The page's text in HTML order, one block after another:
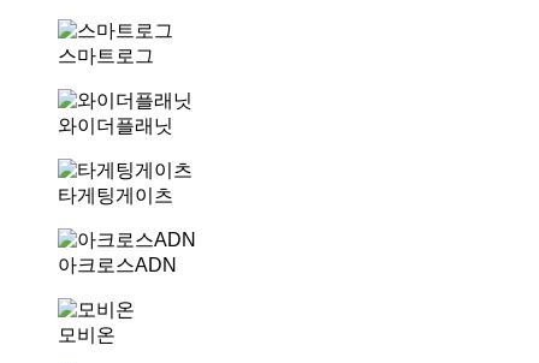
스마트로그
와이더플래닛
타게팅게이츠
아크로스ADN
모비온